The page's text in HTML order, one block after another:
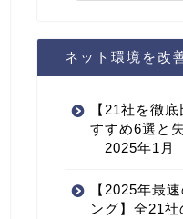
ネット環境を改
【21社を徹
すすめ6選と
｜2025年1月
【2025年最
ング】全21